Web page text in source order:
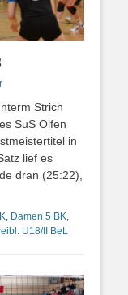
Strich
SuS Olfen
in
lief es
dran (25:22),
Damen 5 BK
U18/II BeL